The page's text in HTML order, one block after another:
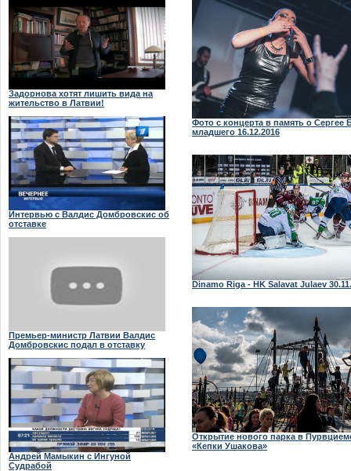
Задорнова хотят лишить вида на
жительство в Латвии!
Интервью с Валдис Домбровскис об
отставке
Премьер-министр Латвии Валдис
Домбровскис подал в отставку
Андрей Мамыкин с Ингуной
Судрабой
| 22.12.2014
Фото с концерта в память о Сергее
младшего 16.12.2016
Dinamo Riga - HK Salavat Julaev
Открытие нового парка в
«Кепки Ушакова»